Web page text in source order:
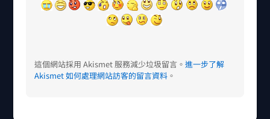
這個網站採用 Akismet 服務減少垃圾留言。進一步了解
Akismet 如何處理網站訪客的留言資料 。